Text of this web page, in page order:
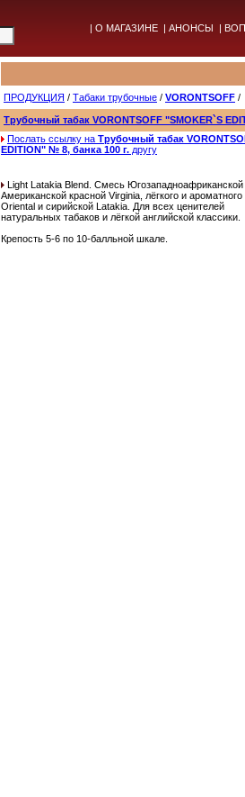
| О МАГАЗИНЕ | АНОНСЫ |
ПРОДУКЦИЯ / Табаки трубочные / VORONTSOFF /
Трубочный табак VORONTSOFF "SMOKER`S
Послать ссылку на Трубочный табак
EDITION" № 8, банка 100 г. другу
Light Latakia Blend. Cмесь Югозападноафриканской
Американской красной Virginia, лёгкого и ароматного
Oriental и сирийской Latakia. Для всех ценителей
натуральных табаков и лёгкой английской классики.
Крепость 5-6 по 10-балльной шкале.